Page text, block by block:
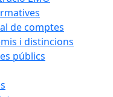
de comptes
i distincions
públics